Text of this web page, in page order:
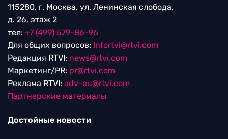
115280, г. Москва, ул. Ленинская слобода,
д. 26, этаж 2
тел: +7 (499) 579-86-96
Для общих вопросов: Infortvi@rtvi.com
Редакция RTVI: news@rtvi.com
Маркетинг/PR: pr@rtvi.com
Реклама RTVI: adv-eu@rtvi.com
Партнерские материалы
Достойные новости